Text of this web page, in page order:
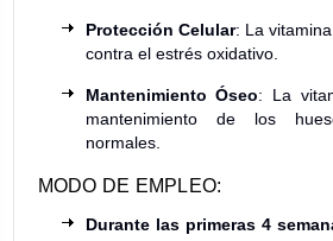
Protección Celular: La
contra el estrés oxidativo.
Mantenimiento Óseo: La
mantenimiento de los
normales.
MODO DE EMPLEO:
Durante las primeras 4